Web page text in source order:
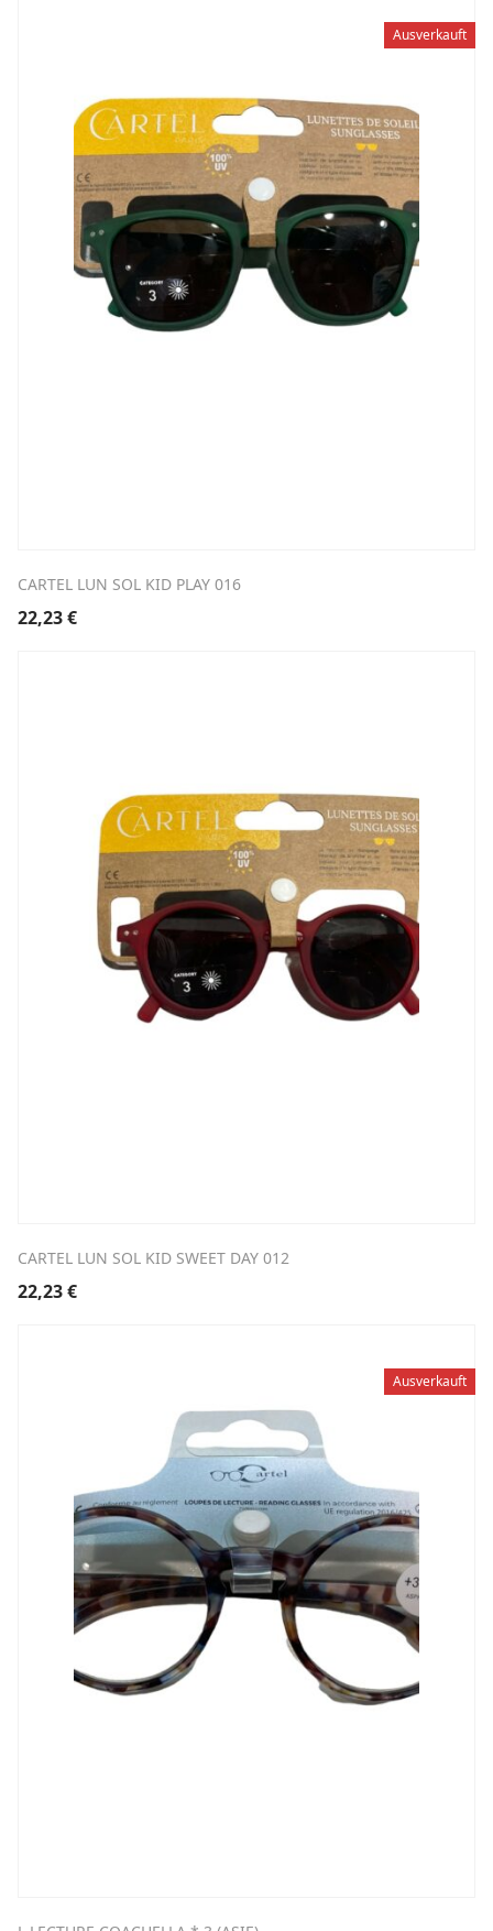
Ausverkauft
CARTEL LUN SOL KID PLAY 016
22,23€
CARTEL LUN SOL KID SWEET DAY 012
22,23€
Ausverkauft